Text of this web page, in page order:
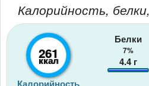
Калорийность,
261
ккал
Белки
7%
4.4 г